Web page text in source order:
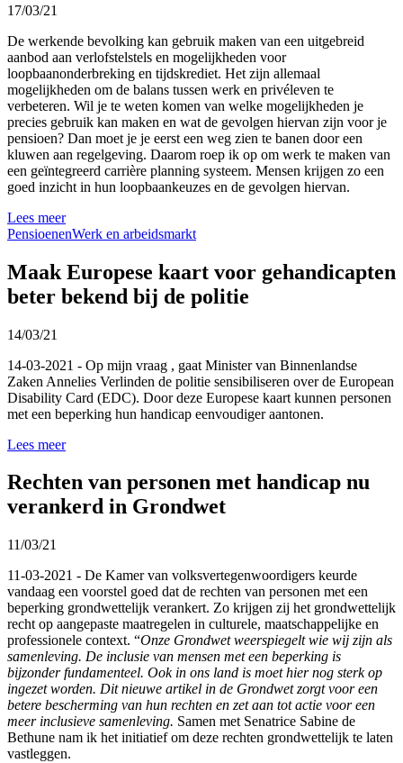
17/03/21
De werkende bevolking kan gebruik maken van een uitgebreid
aanbod aan verlofstelstels en mogelijkheden voor
loopbaanonderbreking en tijdskrediet. Het zijn allemaal
mogelijkheden om de balans tussen werk en privéleven te
verbeteren. Wil je te weten komen van welke mogelijkheden je
precies gebruik kan maken en wat de gevolgen hiervan zijn voor je
pensioen? Dan moet je je eerst een weg zien te banen door een
kluwen aan regelgeving. Daarom roep ik op om werk te maken van
een geïntegreerd carrière planning systeem. Mensen krijgen zo een
goed inzicht in hun loopbaankeuzes en de gevolgen hiervan.
Lees meer
PensioenenWerk en arbeidsmarkt
Maak Europese kaart voor gehandicapten
beter bekend bij de politie
14/03/21
14-03-2021 - Op mijn vraag , gaat Minister van Binnenlandse
Zaken Annelies Verlinden de politie sensibiliseren over de European
Disability Card (EDC). Door deze Europese kaart kunnen personen
met een beperking hun handicap eenvoudiger aantonen.
Lees meer
Rechten van personen met handicap nu
verankerd in Grondwet
11/03/21
11-03-2021 - De Kamer van volksvertegenwoordigers keurde
vandaag een voorstel goed dat de rechten van personen met een
beperking grondwettelijk verankert. Zo krijgen zij het grondwettelijk
recht op aangepaste maatregelen in culturele, maatschappelijke en
professionele context. “Onze Grondwet weerspiegelt wie wij zijn als
samenleving. De inclusie van mensen met een beperking is
bijzonder fundamenteel. Ook in ons land is moet hier nog sterk op
ingezet worden. Dit nieuwe artikel in de Grondwet zorgt voor een
betere bescherming van hun rechten en zet aan tot actie voor een
meer inclusieve samenleving. Samen met Senatrice Sabine de
Bethune nam ik het initiatief om deze rechten grondwettelijk te laten
vastleggen.